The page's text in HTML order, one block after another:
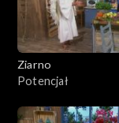
Ziarno
Potencjał